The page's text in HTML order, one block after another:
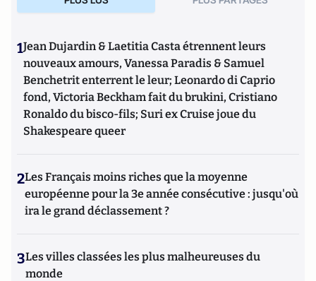
1Jean Dujardin & Laetitia Casta étrennent leurs
nouveaux amours, Vanessa Paradis & Samuel
Benchetrit enterrent le leur; Leonardo di Caprio
fond, Victoria Beckham fait du brukini, Cristiano
Ronaldo du bisco-fils; Suri ex Cruise joue du
Shakespeare queer
2Les Français moins riches que la moyenne
européenne pour la 3e année consécutive : jusqu'où
ira le grand déclassement ?
3Les villes classées les plus malheureuses du
monde